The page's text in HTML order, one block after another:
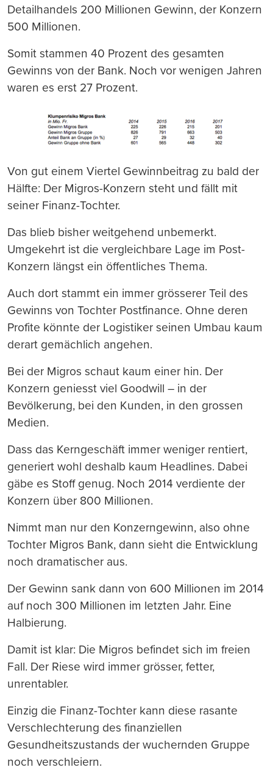
Detailhandels 200 Millionen Gewinn, der Konzern
500 Millionen.
Somit stammen 40 Prozent des gesamten
Gewinns von der Bank. Noch vor wenigen Jahren
waren es erst 27 Prozent.
Von gut einem Viertel Gewinnbeitrag zu bald der
Hälfte: Der Migros-Konzern steht und fällt mit
seiner Finanz-Tochter.
Das blieb bisher weitgehend unbemerkt.
Umgekehrt ist die vergleichbare Lage im Post-
Konzern längst ein öffentliches Thema.
Auch dort stammt ein immer grösserer Teil des
Gewinns von Tochter Postfinance. Ohne deren
Profite könnte der Logistiker seinen Umbau kaum
derart gemächlich angehen.
Bei der Migros schaut kaum einer hin. Der
Konzern geniesst viel Goodwill – in der
Bevölkerung, bei den Kunden, in den grossen
Medien.
Dass das Kerngeschäft immer weniger rentiert,
generiert wohl deshalb kaum Headlines. Dabei
gäbe es Stoff genug. Noch 2014 verdiente der
Konzern über 800 Millionen.
Nimmt man nur den Konzerngewinn, also ohne
Tochter Migros Bank, dann sieht die Entwicklung
noch dramatischer aus.
Der Gewinn sank dann von 600 Millionen im 2014
auf noch 300 Millionen im letzten Jahr. Eine
Halbierung.
Damit ist klar: Die Migros befindet sich im freien
Fall. Der Riese wird immer grösser, fetter,
unrentabler.
Einzig die Finanz-Tochter kann diese rasante
Verschlechterung des finanziellen
Gesundheitszustands der wuchernden Gruppe
noch verschleiern.